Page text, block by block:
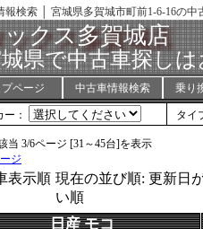
報検索 │ 宮城県多賀城市町前1-6-16の
クス多賀城店
県で中古車探し
プページ 中古車情報検索 乗り
ー： タイ
当 3/6ページ [31～45台]を表示
ジ
表示順 現在の並び順: 更新日
い順
日産 モコ